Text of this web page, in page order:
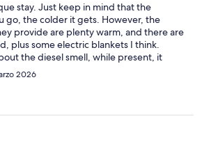
stay. Just keep in mind that the
go, the colder it gets. However, the
provide are plenty warm, and there are
plus some electric blankets I think.
the diesel smell, while present, it
a while, it wasn't overpowering or
2026